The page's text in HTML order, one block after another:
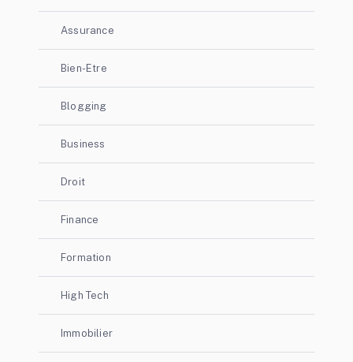
Assurance
Bien-Etre
Blogging
Business
Droit
Finance
Formation
High Tech
Immobilier